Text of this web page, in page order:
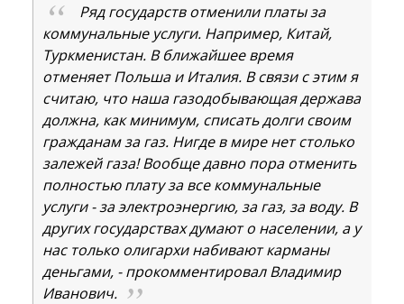
Ряд государств отменили платы за
коммунальные услуги. Например, Китай,
Туркменистан. В ближайшее время
отменяет Польша и Италия. В связи с этим я
считаю, что наша газодобывающая держава
должна, как минимум, списать долги своим
гражданам за газ. Нигде в мире нет столько
залежей газа! Вообще давно пора отменить
полностью плату за все коммунальные
услуги - за электроэнергию, за газ, за воду. В
других государствах думают о населении, а у
нас только олигархи набивают карманы
деньгами, - прокомментировал Владимир
Иванович.